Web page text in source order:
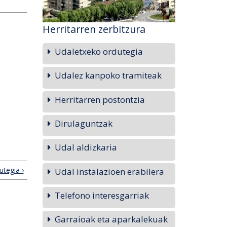
›
Herritarren zerbitzura
Udaletxeko ordutegia
Udalez kanpoko tramiteak
Herritarren postontzia
Dirulaguntzak
Udal aldizkaria
Udal instalazioen erabilera
Telefono interesgarriak
Garraioak eta aparkalekuak